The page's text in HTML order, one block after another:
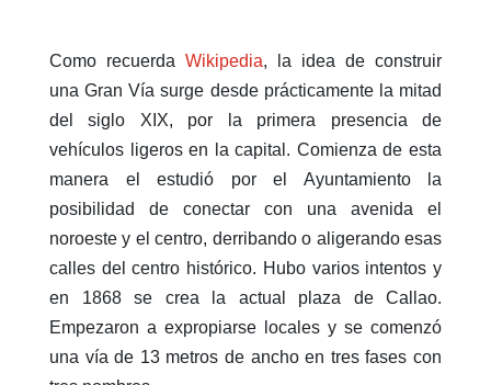
Como recuerda Wikipedia, la idea de construir
una Gran Vía surge desde prácticamente la mitad
del siglo XIX, por la primera presencia de
vehículos ligeros en la capital. Comienza de esta
manera el estudió por el Ayuntamiento la
posibilidad de conectar con una avenida el
noroeste y el centro, derribando o aligerando esas
calles del centro histórico. Hubo varios intentos y
en 1868 se crea la actual plaza de Callao.
Empezaron a expropiarse locales y se comenzó
una vía de 13 metros de ancho en tres fases con